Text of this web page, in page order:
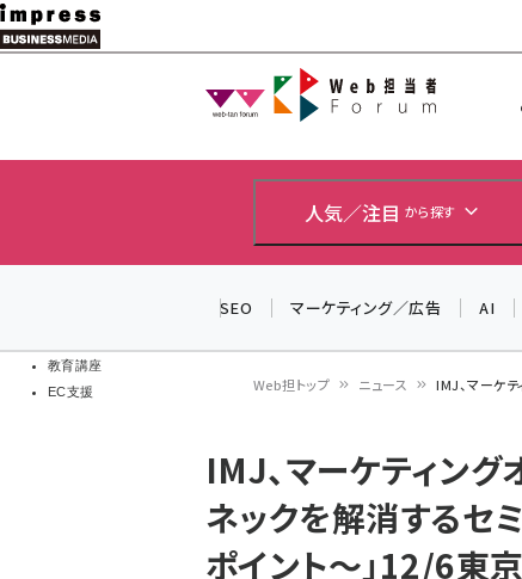
メ
イ
教育講座
EC支援
Web担
人気／注目 から探す
SEO マーケティング／広告 AI
ン
く
Web担トップ ニュース IMJ、マーケ
IMJ、マーケティン
ネックを解消するセ
ポイント～」12/6東